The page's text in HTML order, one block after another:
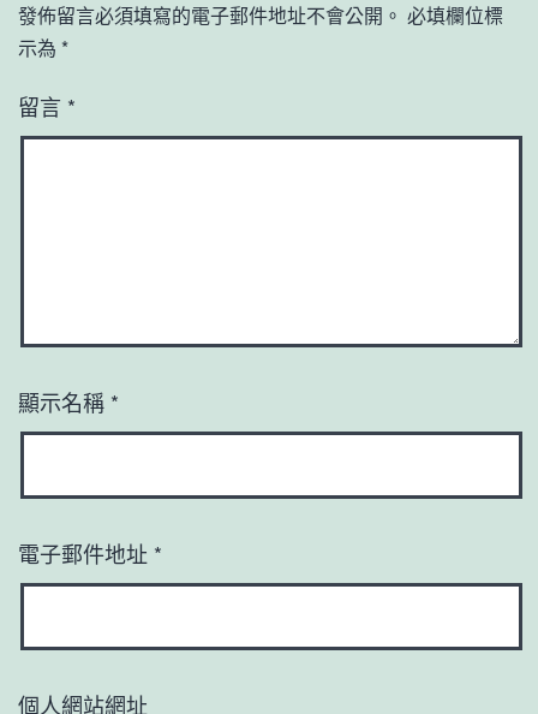
發佈留言必須填寫的電子郵件地址不會公開。 必填欄位標
示為 *
留言 *
顯示名稱 *
電子郵件地址 *
個人網站網址